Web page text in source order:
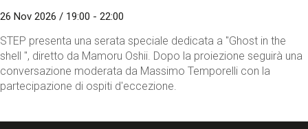
26 Nov 2026 / 19:00 - 22:00
STEP presenta una serata speciale dedicata a "Ghost in the
shell ", diretto da Mamoru Oshii. Dopo la proiezione seguirà una
conversazione moderata da Massimo Temporelli con la
partecipazione di ospiti d'eccezione.